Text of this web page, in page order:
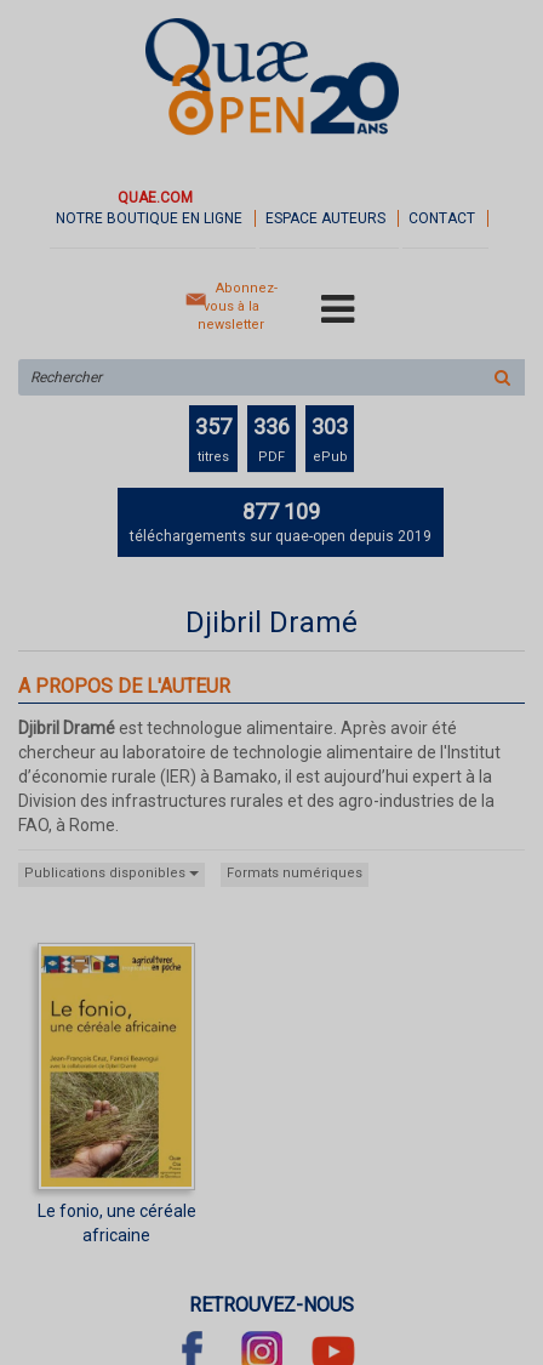
QUAE.COM
NOTRE BOUTIQUE EN LIGNE
ESPACE AUTEURS CONTACT
Abonnez-
vous à la
newsletter
sur
le
357
titres
336
PDF
303
ePub
877 109
téléchargements sur quae-open depuis 2019
Djibril Dramé
A PROPOS DE L'AUTEUR
Djibril Dramé est technologue alimentaire. Après avoir été
chercheur au laboratoire de technologie alimentaire de l'Institut
d’économie rurale (IER) à Bamako, il est aujourd’hui expert à la
Division des infrastructures rurales et des agro-industries de la
FAO, à Rome.
Publications disponibles Formats numériques
Le fonio, une céréale
africaine
RETROUVEZ-NOUS